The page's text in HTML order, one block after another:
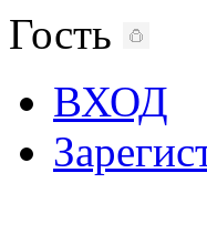
Гость
ВХОД